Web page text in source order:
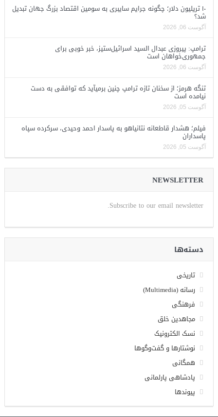
۱۰ تریلیون دلار؛ چگونه جرایم سایبری به سومین اقتصاد بزرگ جهان تبدیل
شد؟
آگوست 06, 2026
ترامپ: پیروزی عبدال السید اسرائیل‌ستیز، خبر خوبی برای
جمهوری‌خواهان است
آگوست 06, 2026
تنگه هرمز؛ از سخنان تازه ترامپ چنین برمیآید که توافقی به دست
نیامده است
آگوست 05, 2026
فیلم؛ هشدار قاطعانه نتانیاهو به پاسدار احمد وحیدی، سرکرده سپاه
پاسداران
آگوست 05, 2026
NEWSLETTER
Subscribe to our email newsletter.
دسته‌ها
تاریخی
رسانه (Multimedia)
فرهنگی
مجاهدین خلق
نسک الکترونیک
نوشتارها و گفت‌وگوها
همگانی
پادشاهی پارلمانی
پیوندها